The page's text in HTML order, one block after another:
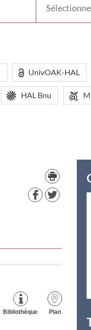
votre
UnivOAK-HAL
HAL Bnu
Plan
Bibliothèque